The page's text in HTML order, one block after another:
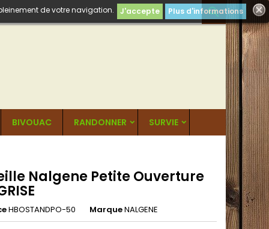

de votre navigation. J'accepte Plus d'informations
BIVOUAC RANDONNER SURVIE
Nalgene Petite Ouverture
HBOSTANDPO-50 MarqueNALGENE